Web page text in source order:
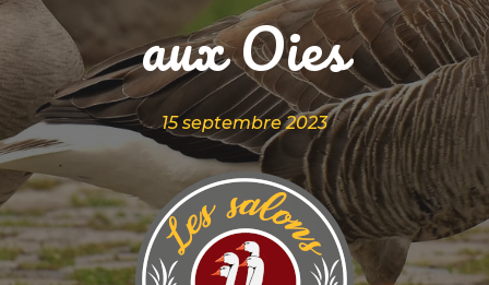
aux Oies
15 septembre 2023